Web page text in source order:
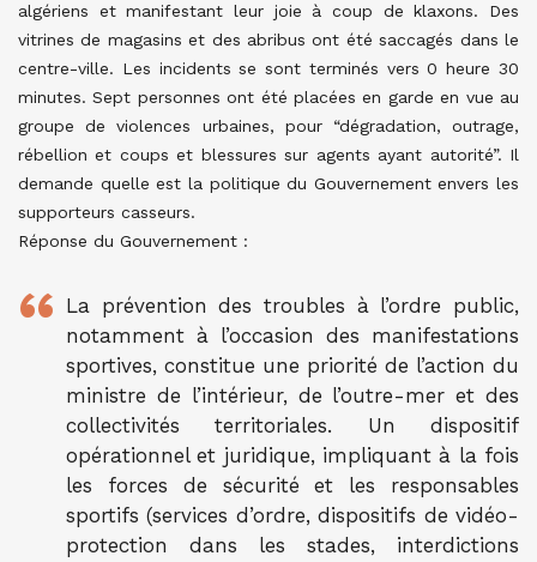
algériens et manifestant leur joie à coup de klaxons. Des
vitrines de magasins et des abribus ont été saccagés dans le
centre-ville. Les incidents se sont terminés vers 0 heure 30
minutes. Sept personnes ont été placées en garde en vue au
groupe de violences urbaines, pour “dégradation, outrage,
rébellion et coups et blessures sur agents ayant autorité”. Il
demande quelle est la politique du Gouvernement envers les
supporteurs casseurs.
Réponse du Gouvernement :
La prévention des troubles à l’ordre public,
notamment à l’occasion des manifestations
sportives, constitue une priorité de l’action du
ministre de l’intérieur, de l’outre-mer et des
collectivités territoriales. Un dispositif
opérationnel et juridique, impliquant à la fois
les forces de sécurité et les responsables
sportifs (services d’ordre, dispositifs de vidéo-
protection dans les stades, interdictions